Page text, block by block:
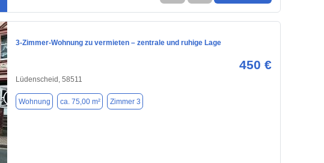
3-Zimmer-Wohnung zu vermieten – zentrale und ruhige Lage
450 €
Lüdenscheid, 58511
Wohnung ca. 75,00 m² Zimmer 3